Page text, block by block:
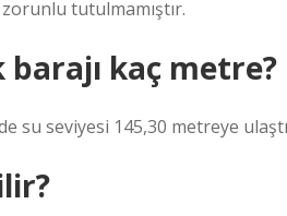
tutulmamıştır.
kaç metre?
su seviyesi 145,30 metreye